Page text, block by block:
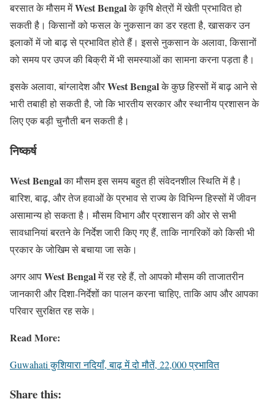
बरसात के मौसम मेंWest Bengalके कृषि क्षेत्रों में खेती प्रभावित हो
सकती है। किसानों को फसल के नुकसान का डर रहता है, खासकर उन
इलाकों में जो बाढ़ से प्रभावित होते हैं। इससे नुकसान के अलावा, किसानों
को समय पर उपज की बिक्री में भी समस्याओं का सामना करना पड़ता है।
इसके अलावा, बांग्लादेश औरWest Bengalके कुछ हिस्सों में बाढ़ आने से
भारी तबाही हो सकती है, जो कि भारतीय सरकार और स्थानीय प्रशासन के
लिए एक बड़ी चुनौती बन सकती है।
निष्कर्ष
West Bengalका मौसम इस समय बहुत ही संवेदनशील स्थिति में है।
बारिश, बाढ़, और तेज हवाओं के प्रभाव से राज्य के विभिन्न हिस्सों में जीवन
असामान्य हो सकता है। मौसम विभाग और प्रशासन की ओर से सभी
सावधानियां बरतने के निर्देश जारी किए गए हैं, ताकि नागरिकों को किसी भी
प्रकार के जोखिम से बचाया जा सके।
अगर आपWest Bengalमें रह रहे हैं, तो आपको मौसम की ताजातरीन
जानकारी और दिशा-निर्देशों का पालन करना चाहिए, ताकि आप और आपका
परिवार सुरक्षित रह सके।
Read More:
Guwahati कुशियारा नदियाँ, बाढ़ में दो मौतें, 22,000 प्रभावित
Share this: